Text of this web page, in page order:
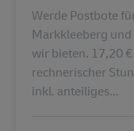
Werde Postbote
Markkleeberg
wir bieten. 17,20
rechnerischer
inkl. anteiliges...